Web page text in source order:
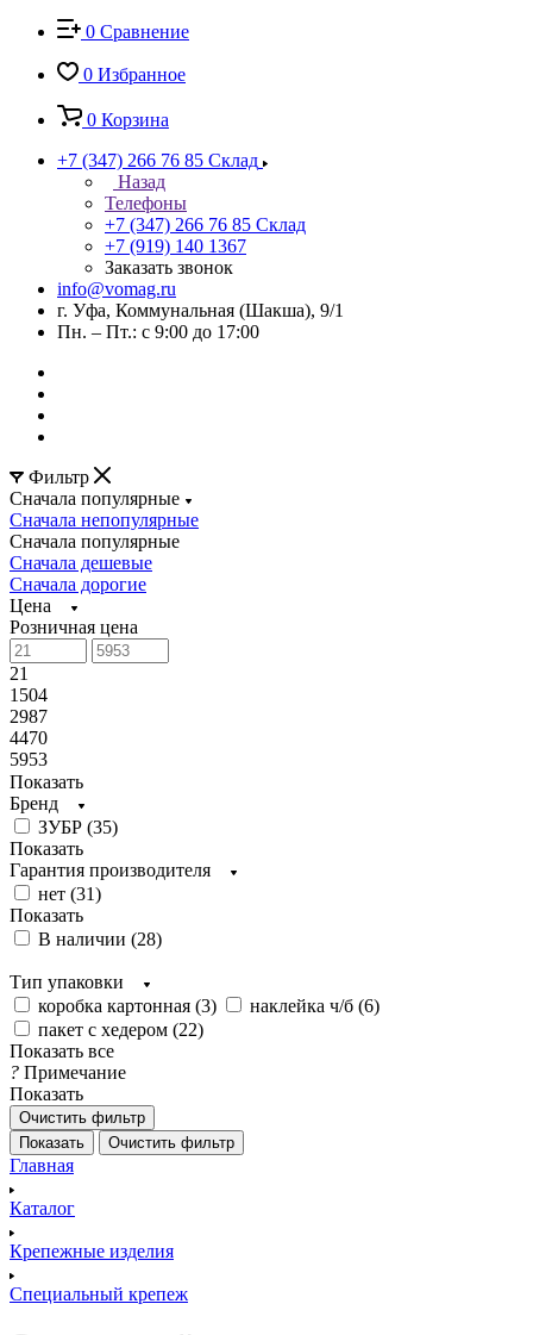
0 Сравнение
0 Избранное
0 Корзина
+7 (347) 266 76 85 Склад
Назад
Телефоны
+7 (347) 266 76 85 Склад
+7 (919) 140 1367
Заказать звонок
info@vomag.ru
г. Уфа, Коммунальная (Шакша), 9/1
Пн. – Пт.: с 9:00 до 17:00
Фильтр
Сначала популярные
Сначала непопулярные
Сначала популярные
Сначала дешевые
Сначала дорогие
Цена
Розничная цена
21
1504
2987
4470
5953
Показать
Бренд
ЗУБР (35)
Показать
Гарантия производителя
нет (31)
Показать
В наличии (28)
Тип упаковки
коробка картонная (3) наклейка ч/б (6)
пакет с хедером (22)
Показать все
? Примечание
Показать
Очистить фильтр
Показать
Очистить фильтр
Главная
Каталог
Крепежные изделия
Специальный крепеж